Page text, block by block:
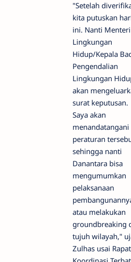
"Setelah
kita putuskan
ini. Nanti Menteri
Lingkungan
Hidup/Kepala
Pengendalian
Lingkungan
akan
surat keputusan.
Saya akan
menandatangani
peraturan
sehingga nanti
Danantara bisa
mengumumkan
pelaksanaan
atau melakukan
groundbreaking
tujuh wilayah,"
Zulhas usai Rapat